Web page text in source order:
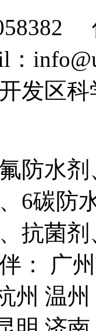
发区
防水
6碳防
抗菌
： 广
州 温